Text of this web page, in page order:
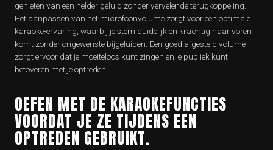
genieten van een helder geluid zonder vervelende terugkoppeling.
Het aanpassen van het microfoonvolume zorgt voor een optimale
karaoke-ervaring, waarbij je stem duidelijk en krachtig naar voren
komt zonder ongewenste bijgeluiden. Een goed afgesteld volume
zorgt ervoor dat je moeiteloos kunt zingen en je publiek kunt
betoveren met je optreden.
OEFEN MET DE KARAOKEFUNCTIES
VOORDAT JE ZE TIJDENS EEN
OPTREDEN GEBRUIKT.